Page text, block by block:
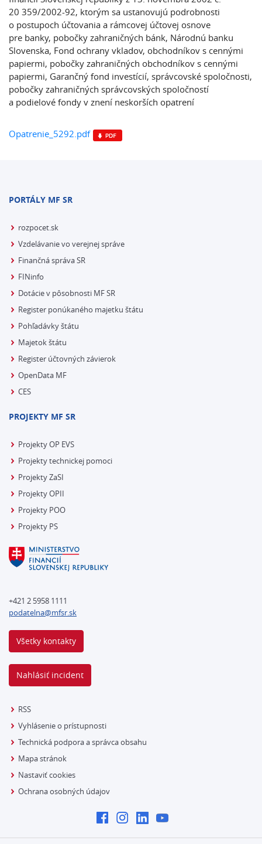
20 359/2002-92, ktorým sa ustanovujú podrobnosti
o postupoch účtovania a rámcovej účtovej osnove
pre banky, pobočky zahraničných bánk, Národnú banku
Slovenska, Fond ochrany vkladov, obchodníkov s cennými
papiermi, pobočky zahraničných obchodníkov s cennými
papiermi, Garančný fond investícií, správcovské spoločnosti,
pobočky zahraničných správcovských spoločností
a podielové fondy v znení neskorších opatrení
Opatrenie_5292.pdf
PORTÁLY MF SR
rozpocet.sk
Vzdelávanie vo verejnej správe
Finančná správa SR
FINinfo
Dotácie v pôsobnosti MF SR
Register ponúkaného majetku štátu
Pohľadávky štátu
Majetok štátu
Register účtovných závierok
OpenData MF
CES
PROJEKTY MF SR
Projekty OP EVS
Projekty technickej pomoci
Projekty ZaSI
Projekty OPII
Projekty POO
Projekty PS
+421 2 5958 1111
podatelna@mfsr.sk
Všetky kontakty
Nahlásiť incident
RSS
Vyhlásenie o prístupnosti
Technická podpora a správca obsahu
Mapa stránok
Nastaviť cookies
Ochrana osobných údajov